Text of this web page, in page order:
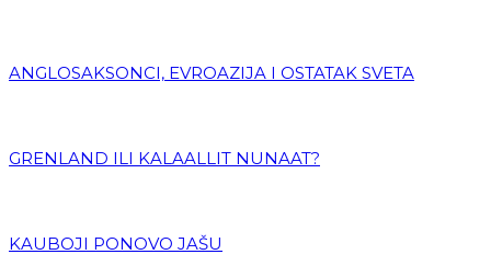
ANGLOSAKSONCI, EVROAZIJA I OSTATAK SVETA
GRENLAND ILI KALAALLIT NUNAAT?
KAUBOJI PONOVO JAŠU